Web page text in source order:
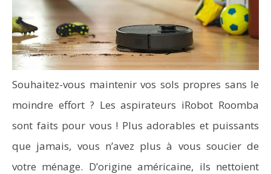
Souhaitez-vous maintenir vos sols propres sans le
moindre effort ? Les aspirateurs iRobot Roomba
sont faits pour vous ! Plus adorables et puissants
que jamais, vous n’avez plus à vous soucier de
votre ménage. D’origine américaine, ils nettoient